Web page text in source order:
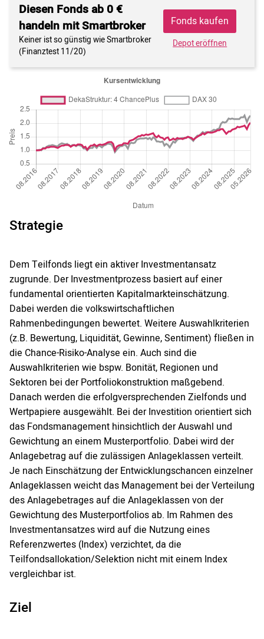
Diesen Fonds ab 0 €
handeln mit Smartbroker
Keiner ist so günstig wie Smartbroker
(Finanztest 11/20)
Fonds kaufen
Depot eröffnen
Strategie
Dem Teilfonds liegt ein aktiver Investmentansatz
zugrunde. Der Investmentprozess basiert auf einer
fundamental orientierten Kapitalmarkteinschätzung.
Dabei werden die volkswirtschaftlichen
Rahmenbedingungen bewertet. Weitere Auswahlkriterien
(z.B. Bewertung, Liquidität, Gewinne, Sentiment) fließen in
die Chance-Risiko-Analyse ein. Auch sind die
Auswahlkriterien wie bspw. Bonität, Regionen und
Sektoren bei der Portfoliokonstruktion maßgebend.
Danach werden die erfolgversprechenden Zielfonds und
Wertpapiere ausgewählt. Bei der Investition orientiert sich
das Fondsmanagement hinsichtlich der Auswahl und
Gewichtung an einem Musterportfolio. Dabei wird der
Anlagebetrag auf die zulässigen Anlageklassen verteilt.
Je nach Einschätzung der Entwicklungschancen einzelner
Anlageklassen weicht das Management bei der Verteilung
des Anlagebetrages auf die Anlageklassen von der
Gewichtung des Musterportfolios ab. Im Rahmen des
Investmentansatzes wird auf die Nutzung eines
Referenzwertes (Index) verzichtet, da die
Teilfondsallokation/Selektion nicht mit einem Index
vergleichbar ist.
Ziel